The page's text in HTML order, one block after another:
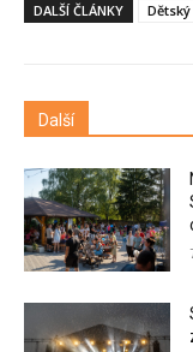
DALŠÍ ČLÁNKY
Další